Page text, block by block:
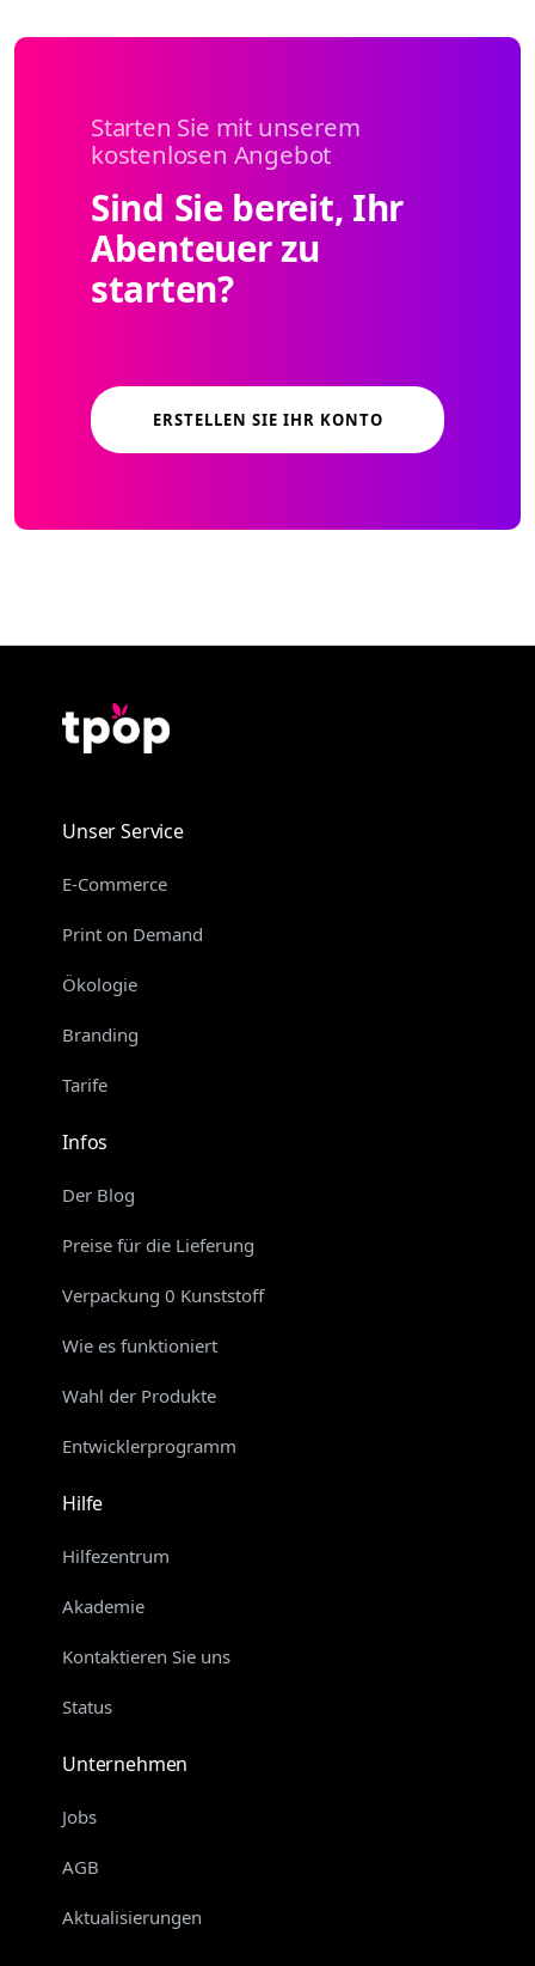
Starten Sie mit unserem
kostenlosen Angebot
Sind Sie bereit, Ihr
Abenteuer zu
starten?
ERSTELLEN SIE IHR KONTO
Unser Service
E-Commerce
Print on Demand
Ökologie
Branding
Tarife
Infos
Der Blog
Preise für die Lieferung
Verpackung 0 Kunststoff
Wie es funktioniert
Wahl der Produkte
Entwicklerprogramm
Hilfe
Hilfezentrum
Akademie
Kontaktieren Sie uns
Status
Unternehmen
Jobs
AGB
Aktualisierungen